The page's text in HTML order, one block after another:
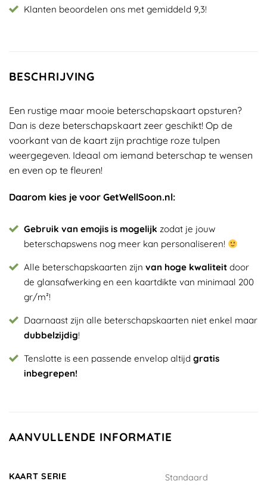
Klanten beoordelen ons met gemiddeld 9,3!
BESCHRIJVING
Een rustige maar mooie beterschapskaart opsturen?
Dan is deze beterschapskaart zeer geschikt! Op de
voorkant van de kaart zijn prachtige roze tulpen
weergegeven. Ideaal om iemand beterschap te wensen
en even op te fleuren!
Daarom kies je voor GetWellSoon.nl:
Gebruik van emojis is mogelijk zodat je jouw
beterschapswens nog meer kan personaliseren!
Alle beterschapskaarten zijn van hoge kwaliteit door
de glansafwerking en een kaartdikte van minimaal 200
gr/m²!
Daarnaast zijn alle beterschapskaarten niet enkel maar
dubbelzijdig!
Tenslotte is een passende envelop altijd gratis
inbegrepen!
AANVULLENDE INFORMATIE
KAART SERIE Standaard